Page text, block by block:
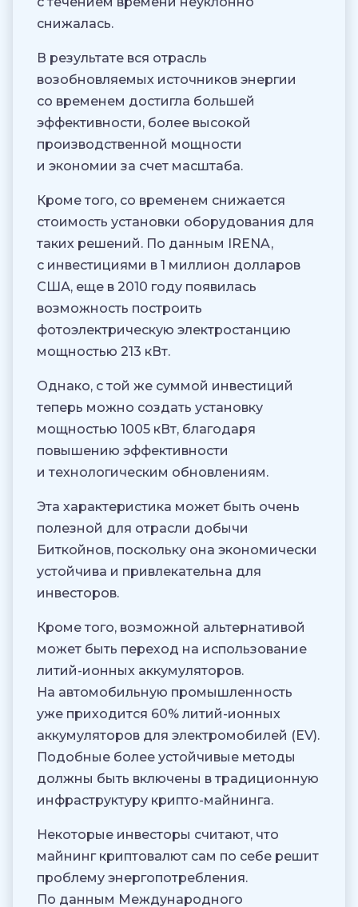
снижалась.
В результате вся отрасль
возобновляемых источников энергии
со временем достигла большей
эффективности, более высокой
производственной мощности
и экономии за счет масштаба.
Кроме того, со временем снижается
стоимость установки оборудования для
таких решений. По данным IRENA,
с инвестициями в 1 миллион долларов
США, еще в 2010 году появилась
возможность построить
фотоэлектрическую электростанцию ​​
мощностью 213 кВт.
Однако, с той же суммой инвестиций
теперь можно создать установку
мощностью 1005 кВт, благодаря
повышению эффективности
и технологическим обновлениям.
Эта характеристика может быть очень
полезной для отрасли добычи
Биткойнов, поскольку она экономически
устойчива и привлекательна для
инвесторов.
Кроме того, возможной альтернативой
может быть переход на использование
литий-ионных аккумуляторов.
На автомобильную промышленность
уже приходится 60% литий-ионных
аккумуляторов для электромобилей (EV).
Подобные более устойчивые методы
должны быть включены в традиционную
инфраструктуру крипто-майнинга.
Некоторые инвесторы считают, что
майнинг криптовалют сам по себе решит
проблему энергопотребления.
По данным Международного